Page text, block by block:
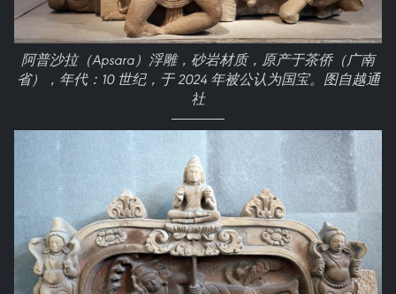
阿普沙拉（Apsara）浮雕，砂岩材质，原产于茶侨（广南
省），年代：10 世纪，于 2024 年被公认为国宝。图自越通
社